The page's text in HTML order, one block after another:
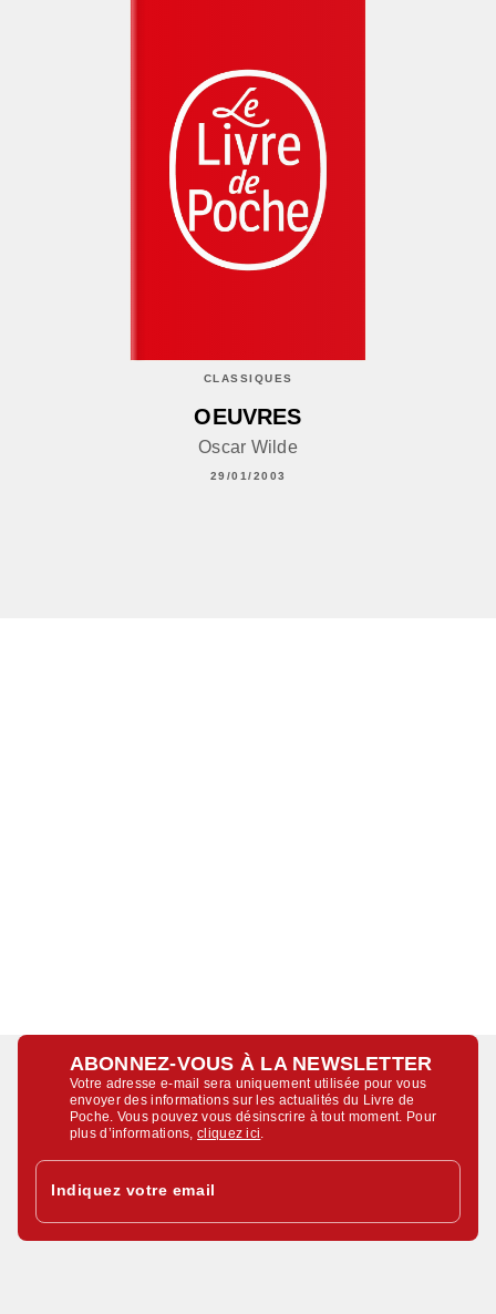
CLASSIQUES
OEUVRES
Oscar Wilde
29/01/2003
ABONNEZ-VOUS À LA NEWSLETTER
Votre adresse e-mail sera uniquement utilisée pour vous
envoyer des informations sur les actualités du Livre de
Poche. Vous pouvez vous désinscrire à tout moment. Pour
plus d’informations,cliquez ici
Indiquez votre email